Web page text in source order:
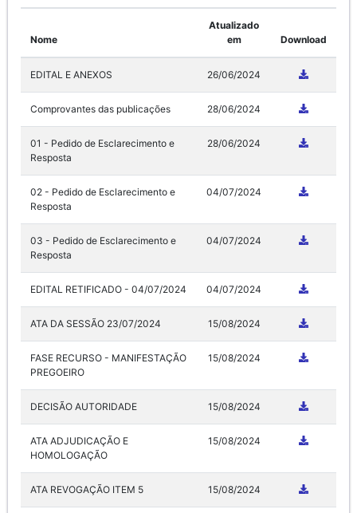
Nome
Atualizado
em
Download
EDITAL E ANEXOS 26/06/2024
Comprovantes das publicações 28/06/2024
01 - Pedido de Esclarecimento e
Resposta
28/06/2024
02 - Pedido de Esclarecimento e
Resposta
04/07/2024
03 - Pedido de Esclarecimento e
Resposta
04/07/2024
EDITAL RETIFICADO - 04/07/2024 04/07/2024
ATA DA SESSÃO 23/07/2024 15/08/2024
FASE RECURSO - MANIFESTAÇÃO
PREGOEIRO
15/08/2024
DECISÃO AUTORIDADE 15/08/2024
ATA ADJUDICAÇÃO E
HOMOLOGAÇÃO
15/08/2024
ATA REVOGAÇÃO ITEM 5 15/08/2024